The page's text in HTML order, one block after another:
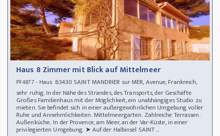
Haus 8 Zimmer mit Blick auf Mittelmeer
PF4877 - Haus 83430 SAINT MANDRIER sur MER, Avenue, Frankreich,
sehr ruhig. In der Nähe des Strandes, des Transports, der Geschäfte
Großes Familienhaus mit der Möglichkeit, ein unabhängiges Studio zu
mieten. Sie befindet sich in einer außergewöhnlichen Umgebung voller
Ruhe und Annehmlichkeiten. Mittelmeergarten. Zahlreiche Terrassen.
Außenküche.. In der Provence, am Meer, an der Var-Küste, in einer
privilegierten Umgebung. ➤ Auf der Halbinsel SAINT ...